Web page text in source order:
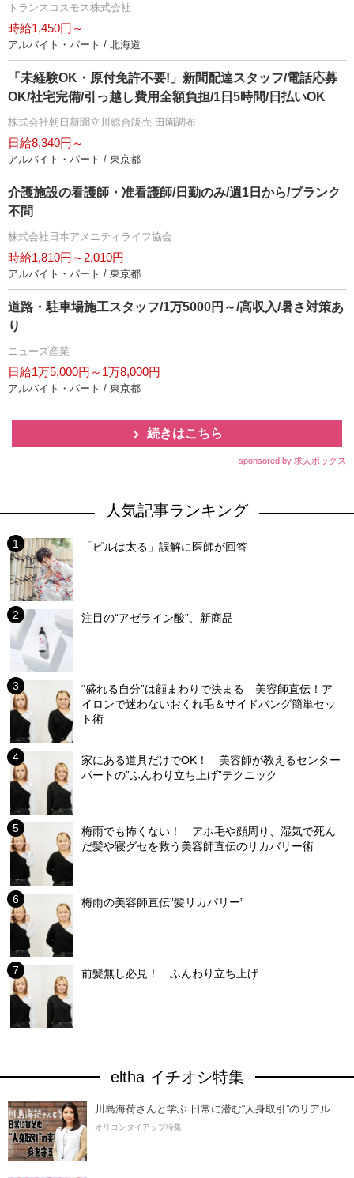
トランスコスモス株式会社
時給1,450円～
アルバイト・パート / 北海道
「未経験OK・原付免許不要!」新聞配達スタッフ/電話応募
OK/社宅完備/引っ越し費用全額負担/1日5時間/日払いOK
株式会社朝日新聞立川総合販売 田園調布
日給8,340円～
アルバイト・パート / 東京都
介護施設の看護師・准看護師/日勤のみ/週1日から/ブランク
不問
株式会社日本アメニティライフ協会
時給1,810円～2,010円
アルバイト・パート / 東京都
道路・駐車場施工スタッフ/1万5000円～/高収入/暑さ対策あ
り
ニューズ産業
日給1万5,000円～1万8,000円
アルバイト・パート / 東京都
続きはこちら
sponsored by 求人ボックス
人気記事ランキング
「ピルは太る」誤解に医師が回答
注目の“アゼライン酸”、新商品
“盛れる自分”は顔まわりで決まる 美容師直伝！ア
イロンで迷わないおくれ毛＆サイドバング簡単セッ
ト術
家にある道具だけでOK！ 美容師が教えるセンター
パートの”ふんわり立ち上げ”テクニック
梅雨でも怖くない！ アホ毛や顔周り、湿気で死ん
だ髪や寝グセを救う美容師直伝のリカバリー術
梅雨の美容師直伝”髪リカバリー”
前髪無し必見！ ふんわり立ち上げ
eltha イチオシ特集
川島海荷さんと学ぶ 日常に潜む“人身取引”のリアル
オリコンタイアップ特集